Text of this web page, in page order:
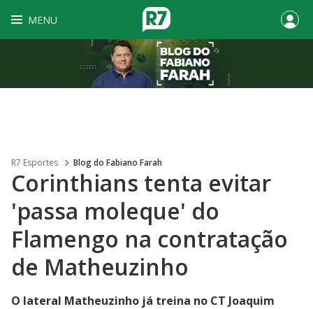
MENU
R7 Esportes Blog do Fabiano Farah
Corinthians tenta evitar
'passa moleque' do
Flamengo na contratação
de Matheuzinho
O lateral Matheuzinho já treina no CT Joaquim